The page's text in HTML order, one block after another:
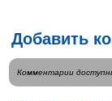
Добавить
Комментарии